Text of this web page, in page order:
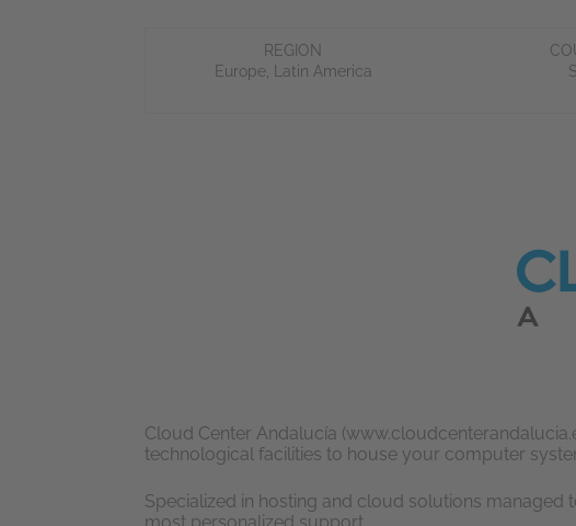
REGION
Europe, Latin America
Cloud Center Andalucía
technological facilities to house your computer
Specialized in hosting and cloud solutions